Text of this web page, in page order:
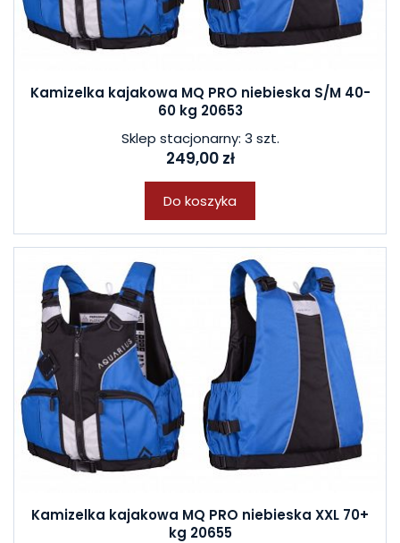
Kamizelka kajakowa MQ PRO niebieska S/M 40-
60 kg 20653
Sklep stacjonarny: 3 szt.
249,00 zł
Do koszyka
Kamizelka kajakowa MQ PRO niebieska XXL 70+
kg 20655